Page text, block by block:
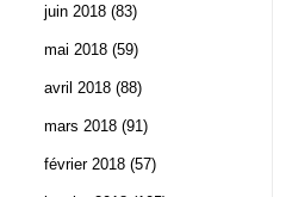
juin 2018 (83)
mai 2018 (59)
avril 2018 (88)
mars 2018 (91)
février 2018 (57)